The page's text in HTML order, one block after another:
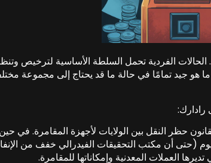
الحالات الفردية تحمل السلطة الأساسية لترخيص
هو جيد تمامًا في حالة ما قد يحتاج إلى مجموعة
رادارك:
1951, هذا القانون حظر النقل بين الولايات لأجهزة المقامرة. في
(حتى أن مكتب التحقيقات الفيدرالي خفف من